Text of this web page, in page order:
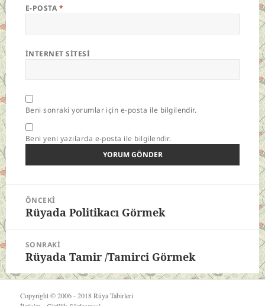
E-POSTA *
İNTERNET SITESI
Beni sonraki yorumlar için e-posta ile bilgilendir.
Beni yeni yazılarda e-posta ile bilgilendir.
Yazı
gezinmesi
ÖNCEKI
Önceki
Rüyada Politikacı Görmek
SONRAKI
Sonraki
yazı:
Rüyada Tamir /Tamirci Görmek
Copyright © 2006 - 2018Rüya Tabirleri